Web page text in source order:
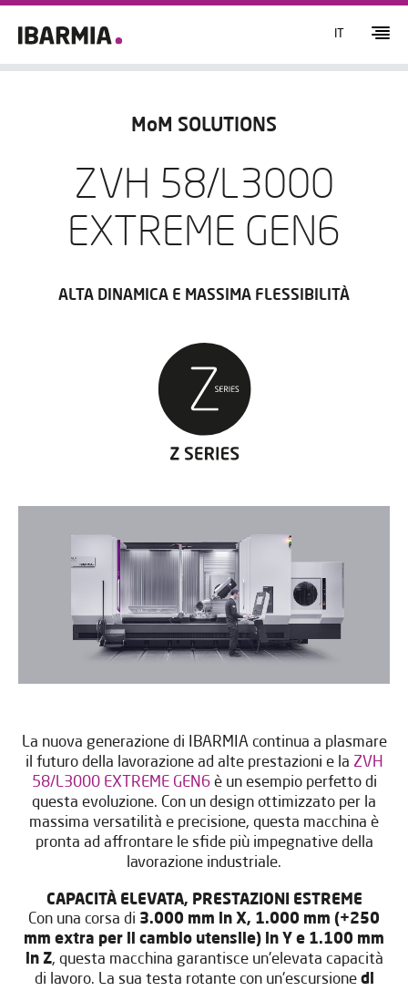
MoM SOLUTIONS
ZVH 58/L3000
EXTREME GEN6
ALTA DINAMICA E MASSIMA FLESSIBILITÀ
La nuova generazione di IBARMIA continua a plasmare
il futuro della lavorazione ad alte prestazioni e la ZVH
58/L3000 EXTREME GEN6è un esempio perfetto di
questa evoluzione. Con un design ottimizzato per la
massima versatilità e precisione, questa macchina è
pronta ad affrontare le sfide più impegnative della
lavorazione industriale.
CAPACITÀ ELEVATA, PRESTAZIONI ESTREME
Con una corsa di 3.000 mm in X, 1.000 mm (+250
mm extra per il cambio utensile) in Y e 1.100 mm
in Z, questa macchina garantisce un'elevata capacità
di lavoro. La sua testa rotante con un'escursione di